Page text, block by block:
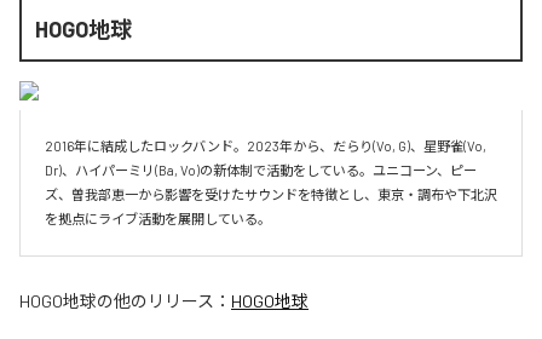
HOGO地球
2016年に結成したロックバンド。2023年から、だらり(Vo, G)、星野雀(Vo,
Dr)、ハイパーミリ(Ba, Vo)の新体制で活動をしている。ユニコーン、ピー
ズ、曽我部恵一から影響を受けたサウンドを特徴とし、東京・調布や下北沢
を拠点にライブ活動を展開している。
HOGO地球の他のリリース： HOGO地球